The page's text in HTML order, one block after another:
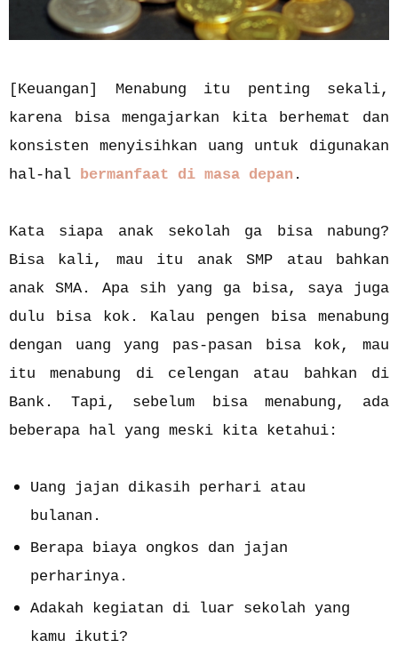
[Keuangan] Menabung itu penting sekali,
karena bisa mengajarkan kita berhemat dan
konsisten menyisihkan uang untuk digunakan
hal-hal
bermanfaat di masa depan .
Kata siapa anak sekolah ga bisa nabung?
Bisa kali, mau itu anak SMP atau bahkan
anak SMA. Apa sih yang ga bisa, saya juga
dulu bisa kok. Kalau pengen bisa menabung
dengan uang yang pas-pasan bisa kok, mau
itu menabung di celengan atau bahkan di
Bank. Tapi, sebelum bisa menabung, ada
beberapa hal yang meski kita ketahui:
Uang jajan dikasih perhari atau
bulanan.
Berapa biaya ongkos dan jajan
perharinya.
Adakah kegiatan di luar sekolah yang
kamu ikuti?